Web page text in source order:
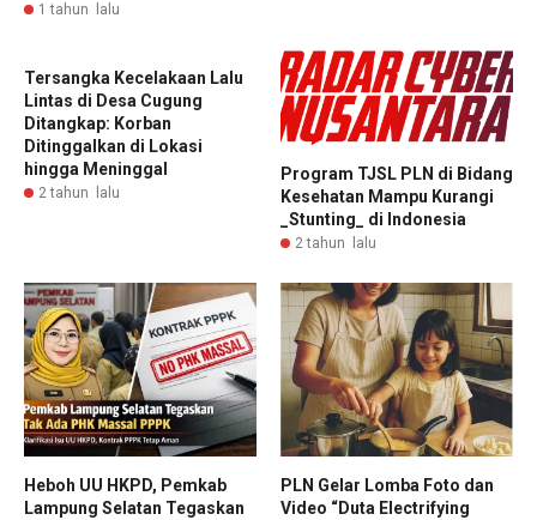
1 tahun lalu
Tersangka Kecelakaan Lalu
Lintas di Desa Cugung
Ditangkap: Korban
Ditinggalkan di Lokasi
hingga Meninggal
2 tahun lalu
Program TJSL PLN di Bidang
Kesehatan Mampu Kurangi
_Stunting_ di Indonesia
2 tahun lalu
Heboh UU HKPD, Pemkab
Lampung Selatan Tegaskan
PLN Gelar Lomba Foto dan
Video “Duta Electrifying